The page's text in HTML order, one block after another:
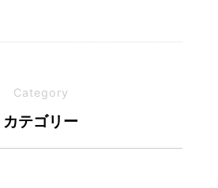
Category
カテゴリー